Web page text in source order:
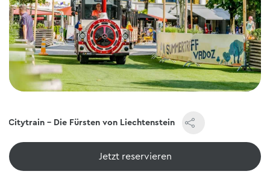
Citytrain - Die Fürsten von Liechtenstein
Jetzt reservieren